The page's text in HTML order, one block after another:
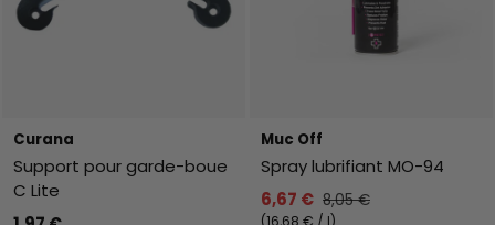
Curana
Support pour garde-boue
C Lite
Muc Off
Spray lubrifiant MO-94
6,67 € 8,05 €
Prix unitaire
16,68 € / l